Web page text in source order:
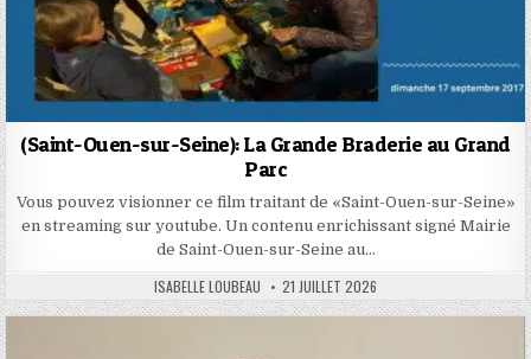
(Saint-Ouen-sur-Seine): La Grande Braderie au Grand
Parc
Vous pouvez visionner ce film traitant de «Saint-Ouen-sur-Seine»
en streaming sur youtube. Un contenu enrichissant signé Mairie
de Saint-Ouen-sur-Seine au…
AUTHOR:
ISABELLE LOUBEAU PUBLISHED
DATE:
21 JUILLET 2026